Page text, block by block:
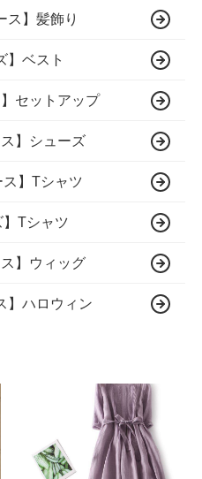
ス】髪飾り
】ベスト
】セットアップ
ス】シューズ
ス】Tシャツ
】Tシャツ
ス】ウィッグ
】ハロウィン